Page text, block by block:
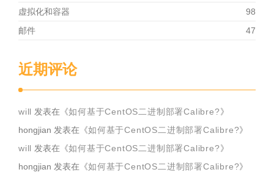
虚拟化和容器
98
邮件
47
近期评论
will 发表在《如何基于CentOS二进制部署Calibre?》
hongjian 发表在《如何基于CentOS二进制部署Calibre?》
will 发表在《如何基于CentOS二进制部署Calibre?》
hongjian 发表在《如何基于CentOS二进制部署Calibre?》